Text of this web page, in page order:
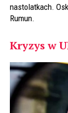
nastolatkach.
Rumun.
Kryzys w